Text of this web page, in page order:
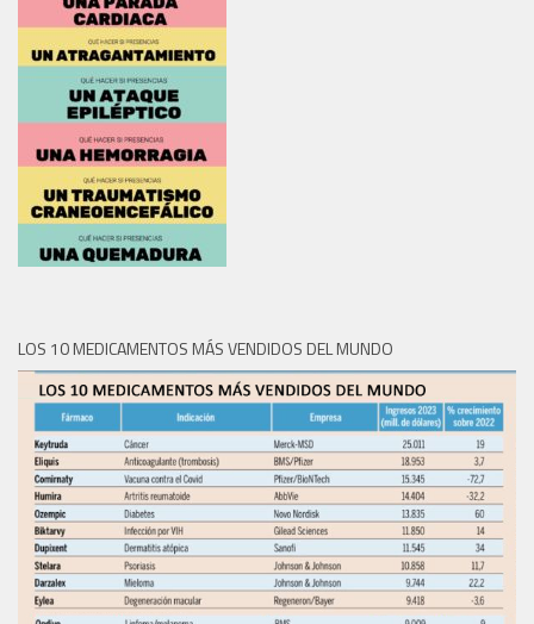
LOS 10 MEDICAMENTOS MÁS VENDIDOS DEL MUNDO